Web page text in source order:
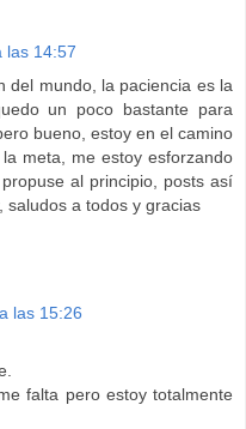
las 14:57
del mundo, la paciencia es la
un poco bastante para
bueno, estoy en el camino
meta, me estoy esforzando
al principio, posts así
saludos a todos y gracias
las 15:26
falta pero estoy totalmente